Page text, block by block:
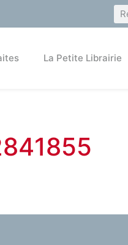
La Petite Librairie